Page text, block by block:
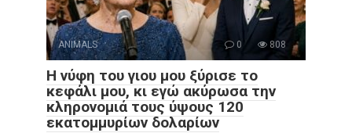
ANIMALS 0 808
Η νύφη του γιου μου ξύρισε το
κεφάλι μου, κι εγώ ακύρωσα την
κληρονομιά τους ύψους 120
εκατομμυρίων δολαρίων